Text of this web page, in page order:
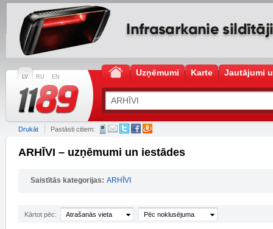
LV RU EN Uzņēmumi Karte Jautājumi
Drukāt Pastāsti citiem:
ARHĪVI – uzņēmumi un iestādes
Saistītās kategorijas: ARHĪVI
Kārtot pēc: Atrašanās vieta Pēc noklusējuma